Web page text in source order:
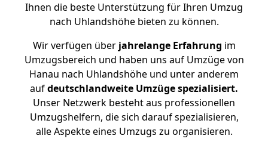
Ihnen die beste Unterstützung für Ihren Umzug
nach Uhlandshöhe bieten zu können.
Wir verfügen überjahrelange Erfahrung im
Umzugsbereich und haben uns auf Umzüge von
Hanau nach Uhlandshöhe und unter anderem
aufdeutschlandweite Umzüge spezialisiert.
Unser Netzwerk besteht aus professionellen
Umzugshelfern, die sich darauf spezialisieren,
alle Aspekte eines Umzugs zu organisieren.